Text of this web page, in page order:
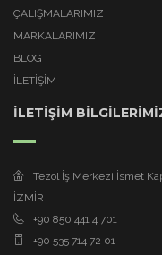
ÇALIŞMALARIMIZ
MARKALARIMIZ
BLOG
İLETİŞİM
İLETİŞİM
Tezol İş Merkezi İsmet
İZMİR
+90 850 441 4 701
+90 535 714 72 01